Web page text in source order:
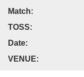
Match:
TOSS:
Date:
VENUE: